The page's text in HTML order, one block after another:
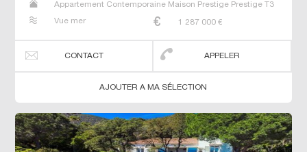
Appartement Contemporaine Maison Prestige Prestige T3
Vue mer
1 287 000 €
CONTACT APPELER
AJOUTER A MA SÉLECTION